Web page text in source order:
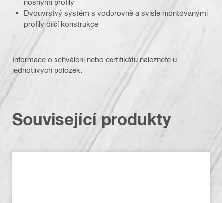
nosnými profily
Dvouvrstvý systém s vodorovně a svisle montovanými
profily dílčí konstrukce
Informace o schválení nebo certifikátu naleznete u
jednotlivých položek.
Související produkty